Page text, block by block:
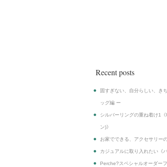
Recent posts
固すぎない、自分らしい、
ッグ編 ー
シルバーリングの重ね着け1
ン)》
お家でできる、アクセサリー
カジュアルに取り入れたい《
Perche?スペシャルオーダー